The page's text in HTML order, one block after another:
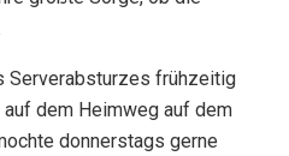
Serverabsturzes frühzeitig
dem Heimweg auf dem
donnerstags gerne